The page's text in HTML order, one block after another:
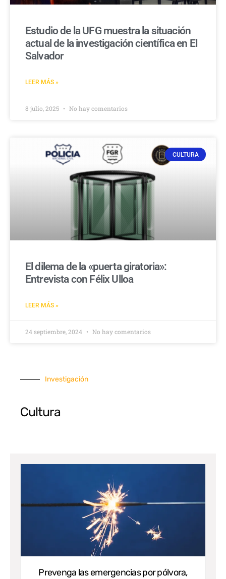
Estudio de la UFG muestra la situación
actual de la investigación científica en El
Salvador
LEER MÁS »
8 julio, 2025 No hay comentarios
CULTURA
El dilema de la «puerta giratoria»:
Entrevista con Félix Ulloa
LEER MÁS »
24 septiembre, 2024 No hay comentarios
Investigación
Cultura
Prevenga las emergencias por pólvora,